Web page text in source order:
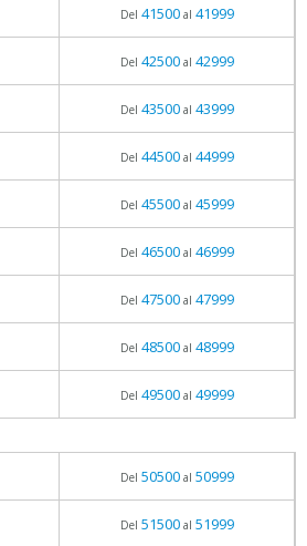
Del 41500al 41999
Del 42500al 42999
Del 43500al 43999
Del 44500al 44999
Del 45500al 45999
Del 46500al 46999
Del 47500al 47999
Del 48500al 48999
Del 49500al 49999
Del 50500al 50999
Del 51500al 51999